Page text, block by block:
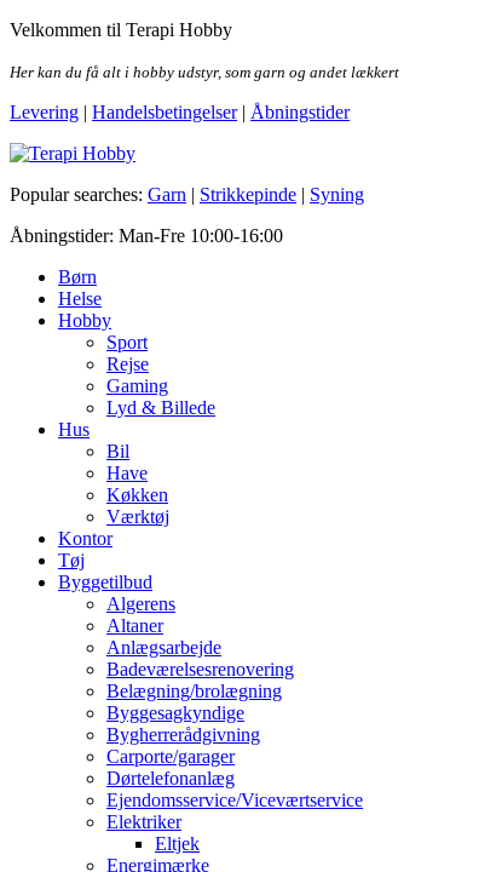
Skip
the
Velkommen til Terapi Hobby
Her kan du få alt i hobby udstyr, som garn og andet lækkert
Levering | Handelsbetingelser| Åbningstider
Terapi Hobby
Popular searches: Garn | Strikkepinde | Syning
Åbningstider: Man-Fre 10:00-16:00
Børn
Helse
Hobby
Sport
Rejse
Gaming
Lyd & Billede
Hus
Bil
Have
Køkken
Værktøj
Kontor
Tøj
Byggetilbud
Algerens
Altaner
Anlægsarbejde
Badeværelsesrenovering
Belægning/brolægning
Byggesagkyndige
Bygherrerådgivning
Carporte/garager
Dørtelefonanlæg
Ejendomsservice/Viceværtservice
Elektriker
Eltjek
Energimærke